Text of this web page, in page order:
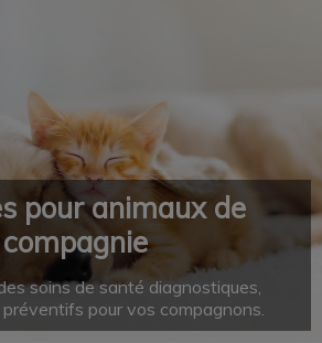
pour animaux de
compagnie
soins de santé diagnostiques,
pour vos compagnons.